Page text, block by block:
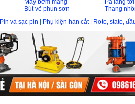
Máy bơm màng
Bút vẽ phun sơn
Pa lăng
Thang
Pin và sạc pin Phụ kiện hàn cắt| Roto, stato,